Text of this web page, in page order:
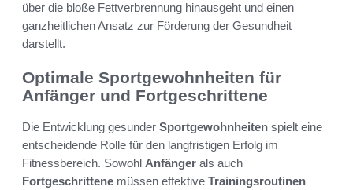
über die bloße Fettverbrennung hinausgeht und einen
ganzheitlichen Ansatz zur Förderung der Gesundheit
darstellt.
Optimale Sportgewohnheiten für
Anfänger und Fortgeschrittene
Die Entwicklung gesunder Sportgewohnheiten spielt eine
entscheidende Rolle für den langfristigen Erfolg im
Fitnessbereich. Sowohl Anfänger als auch
Fortgeschrittene müssen effektive Trainingsroutinen